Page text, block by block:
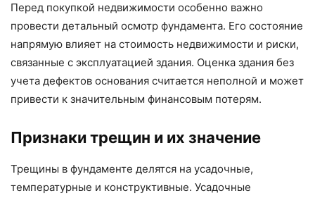
Перед покупкой недвижимости особенно важно
провести детальный осмотр фундамента. Его состояние
напрямую влияет на стоимость недвижимости и риски,
связанные с эксплуатацией здания. Оценка здания без
учета дефектов основания считается неполной и может
привести к значительным финансовым потерям.
Признаки трещин и их значение
Трещины в фундаменте делятся на усадочные,
температурные и конструктивные. Усадочные